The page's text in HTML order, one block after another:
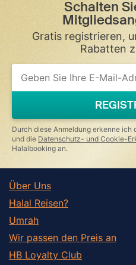
Schalten
Gratis registrieren,
Rabatten
If
you
ignore
this
field
Durch diese Anmeldung erkenne ich
und die Datenschutz- und Cookie-
Halalbooking an.
Über Uns
Halal Reisen?
Umrah
Wir passen den Preis an
HB Loyalty Club